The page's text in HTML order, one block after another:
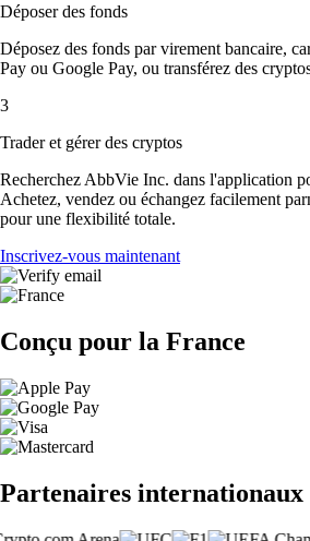
Déposer des fonds
Déposez des fonds par virement bancaire,
Pay ou Google Pay, ou transférez des
3
Trader et gérer des cryptos
Recherchez AbbVie Inc. dans l'application
Achetez, vendez ou échangez facilement
pour une flexibilité totale.
Inscrivez-vous maintenant
Conçu pour la France
Partenaires internationaux